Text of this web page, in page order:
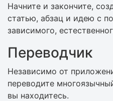
Начните и закончите,
статью, абзац и идею с
зависимого,
Переводчик
Независимо от
переводите
вы находитесь.